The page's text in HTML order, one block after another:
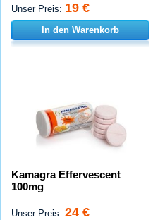
Unser Preis: 19 €
In den Warenkorb
Kamagra Effervescent
100mg
Unser Preis: 24 €